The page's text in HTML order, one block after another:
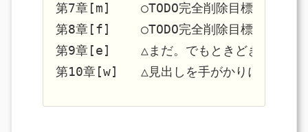
第7章[m]    ○TODO完全削除目標に。
第8章[f]    ○TODO完全削除目標に。
第9章[e]    △まだ。でもときどき読むこと